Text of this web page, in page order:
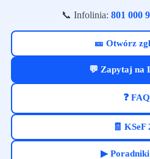
📞 Infolinia: 801 000
🎫 Otwórz
💬 Zapytaj na
❓ FAQ
🧾 KSeF
▶ Poradniki